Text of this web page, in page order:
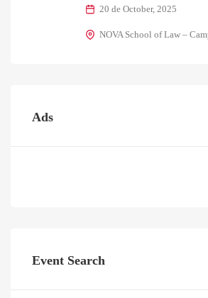
20 de October, 2025
NOVA School of Law –
Ads
Event Search